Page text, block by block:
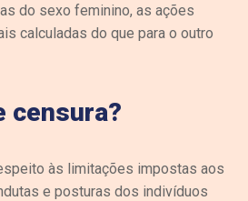
do sexo feminino, as ações
calculadas do que para o outro
censura?
às limitações impostas aos
e posturas dos indivíduos